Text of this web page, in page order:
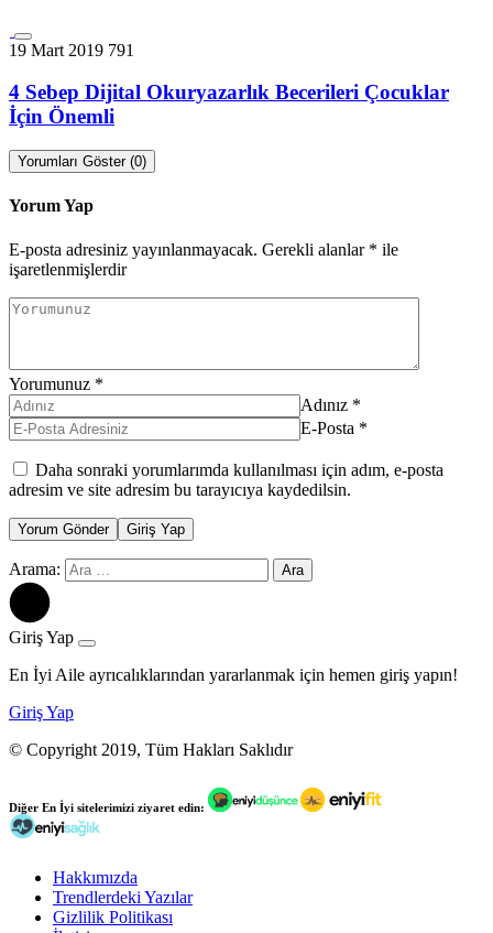
19 Mart 2019 791
4 Sebep Dijital Okuryazarlık Becerileri Çocuklar
İçin Önemli
Yorumları Göster (0)
Yorum Yap
E-posta adresiniz yayınlanmayacak. Gerekli alanlar * ile
işaretlenmişlerdir
Yorumunuz *
Adınız *
E-Posta *
Daha sonraki yorumlarımda kullanılması için adım, e-posta
adresim ve site adresim bu tarayıcıya kaydedilsin.
Yorum Gönder Giriş Yap
Arama:
Giriş Yap
En İyi Aile ayrıcalıklarından yararlanmak için hemen giriş yapın!
Giriş Yap
© Copyright 2019, Tüm Hakları Saklıdır
Diğer En İyi sitelerimizi ziyaret edin:
Hakkımızda
Trendlerdeki Yazılar
Gizlilik Politikası